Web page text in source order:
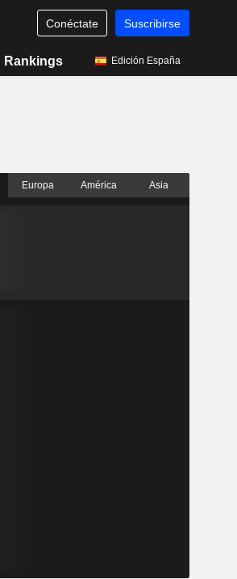
Conéctate Suscribirse
Rankings Edición España
Europa América Asia